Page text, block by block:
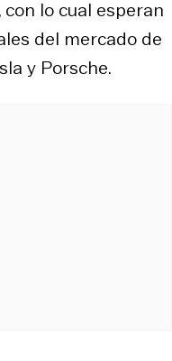
lo cual esperan
del mercado de
y Porsche.